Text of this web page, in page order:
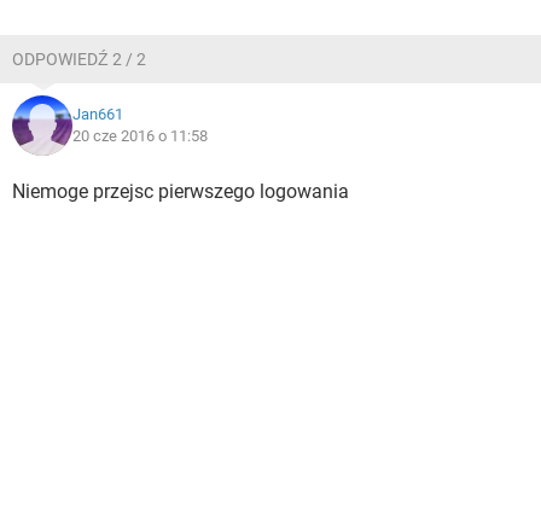
ODPOWIEDŹ 2 / 2
Jan661
20 cze 2016 o 11:58
Niemoge przejsc pierwszego logowania